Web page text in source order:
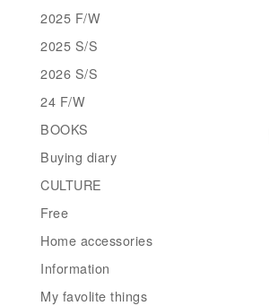
2025 F/W
2025 S/S
2026 S/S
24 F/W
BOOKS
Buying diary
CULTURE
Free
Home accessories
Information
My favolite things